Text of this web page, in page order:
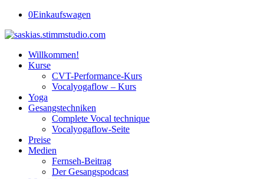
0Einkaufswagen
Willkommen!
Kurse
CVT-Performance-Kurs
Vocalyogaflow – Kurs
Yoga
Gesangstechniken
Complete Vocal technique
Vocalyogaflow-Seite
Preise
Medien
Fernseh-Beitrag
Der Gesangspodcast